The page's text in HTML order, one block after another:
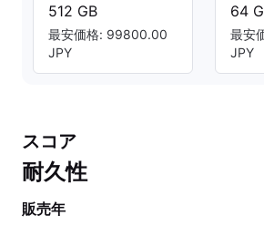
512 GB
最安価格: 99800.00
JPY
64
最安
JPY
スコア
耐久性
販売年